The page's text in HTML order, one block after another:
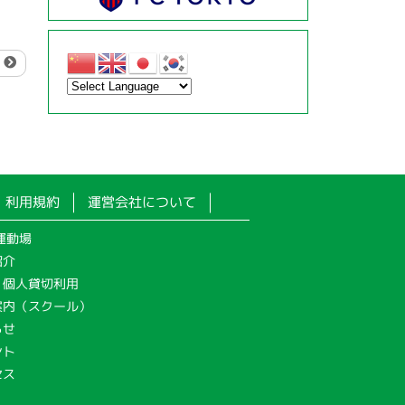
利用規約 運営会社について
動場
人貸切利用
（スクール）